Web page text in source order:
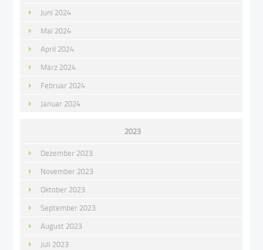
Juni 2024
Mai 2024
April 2024
März 2024
Februar 2024
Januar 2024
2023
Dezember 2023
November 2023
Oktober 2023
September 2023
August 2023
Juli 2023